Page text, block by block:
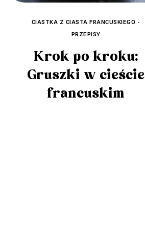
CIASTKA Z CIASTA FRANCUSKIEGO -
PRZEPISY
Krok po kroku:
Gruszki w cieście
francuskim